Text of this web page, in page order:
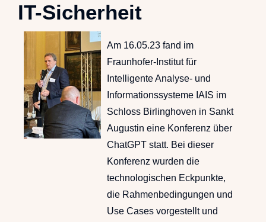
IT-Sicherheit
Am 16.05.23 fand im
Fraunhofer-Institut für
Intelligente Analyse- und
Informationssysteme IAIS im
Schloss Birlinghoven in Sankt
Augustin eine Konferenz über
ChatGPT statt. Bei dieser
Konferenz wurden die
technologischen Eckpunkte,
die Rahmenbedingungen und
Use Cases vorgestellt und